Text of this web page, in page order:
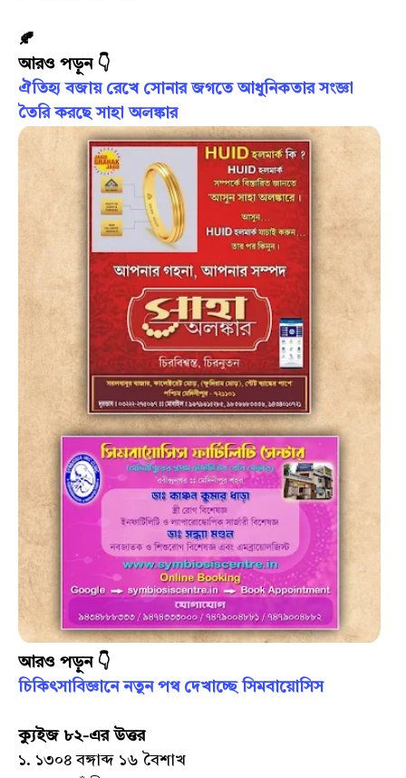
🍂
আরও পড়ুন 👇
ঐতিহ্য বজায় রেখে সোনার জগতে আধুনিকতার সংজ্ঞা
তৈরি করছে সাহা অলঙ্কার
আরও পড়ুন 👇
চিকিৎসাবিজ্ঞানে নতুন পথ দেখাচ্ছে সিমবায়োসিস
ক্যুইজ ৮২-এর উত্তর
১. ১৩০৪ বঙ্গাব্দ ১৬ বৈশাখ